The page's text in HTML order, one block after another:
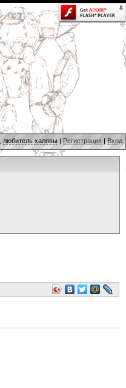
любитель халявы | Регистрация |Вход